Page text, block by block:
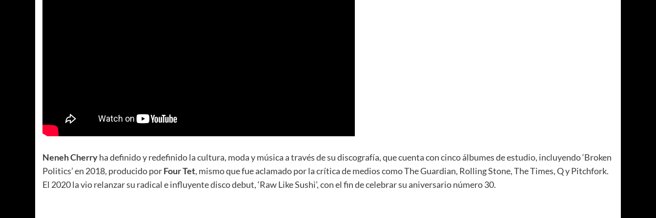
Neneh Cherryha definido y redefinido la cultura, moda y música a través de su discografía, que cuenta con cinco álbumes de estudio, incluyendo ‘Broken
Politics’ en 2018, producido porFour Tet, mismo que fue aclamado por la crítica de medios como The Guardian, Rolling Stone, The Times, Q y Pitchfork.
El 2020 la vio relanzar su radical e influyente disco debut, ‘Raw Like Sushi’, con el fin de celebrar su aniversario número 30.